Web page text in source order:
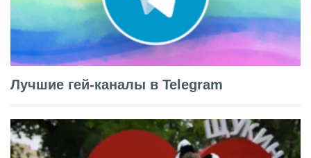
Лучшие гей-каналы в Telegram